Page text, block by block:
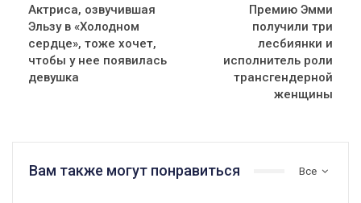
Актриса, озвучившая
Эльзу в «Холодном
сердце», тоже хочет,
чтобы у нее появилась
девушка
Премию Эмми
получили три
лесбиянки и
исполнитель роли
трансгендерной
женщины
Все
Вам также могут понравиться